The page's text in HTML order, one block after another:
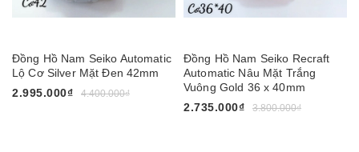
Đồng Hồ Nam Seiko Automatic
Lộ Cơ Silver Mặt Đen 42mm
2.995.000₫
4.400.000₫
Đồng Hồ Nam Seiko Recraft
Automatic Nâu Mặt Trắng
Vuông Gold 36 x 40mm
2.735.000₫
3.800.000₫